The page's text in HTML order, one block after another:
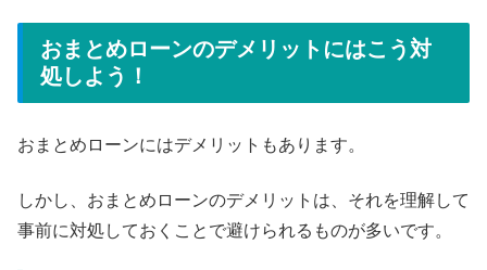
おまとめローンのデメリットにはこう対
処しよう！
おまとめローンにはデメリットもあります。
しかし、おまとめローンのデメリットは、それを理解して
事前に対処しておくことで避けられるものが多いです。